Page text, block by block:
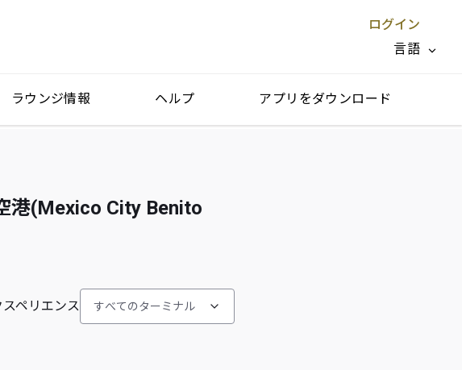
ログイン
言語
閉じる X
ラウンジ情報 ヘルプ アプリをダウンロード
港(Mexico City Benito
ペリエンス すべてのターミナル